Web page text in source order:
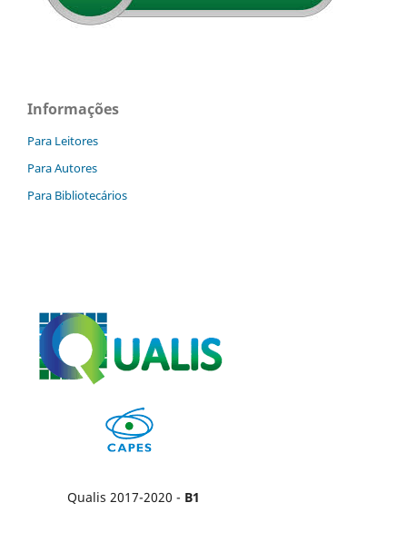
Informações
Para Leitores
Para Autores
Para Bibliotecários
Qualis 2017-2020 - B1